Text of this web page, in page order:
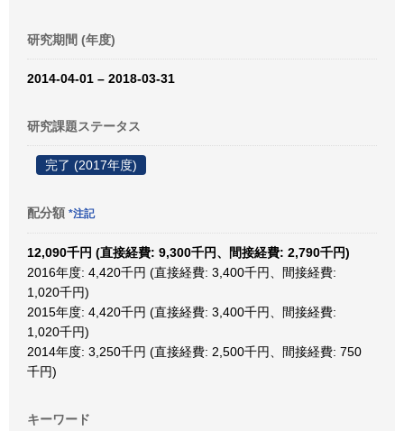
研究期間 (年度)
2014-04-01 – 2018-03-31
研究課題ステータス
完了 (2017年度)
配分額 *注記
12,090千円 (直接経費: 9,300千円、間接経費: 2,790千円)
2016年度: 4,420千円 (直接経費: 3,400千円、間接経費:
1,020千円)
2015年度: 4,420千円 (直接経費: 3,400千円、間接経費:
1,020千円)
2014年度: 3,250千円 (直接経費: 2,500千円、間接経費: 750
千円)
キーワード